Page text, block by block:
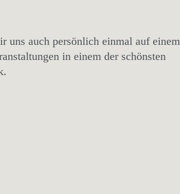
uns auch persönlich einmal auf einem
in einem der schönsten